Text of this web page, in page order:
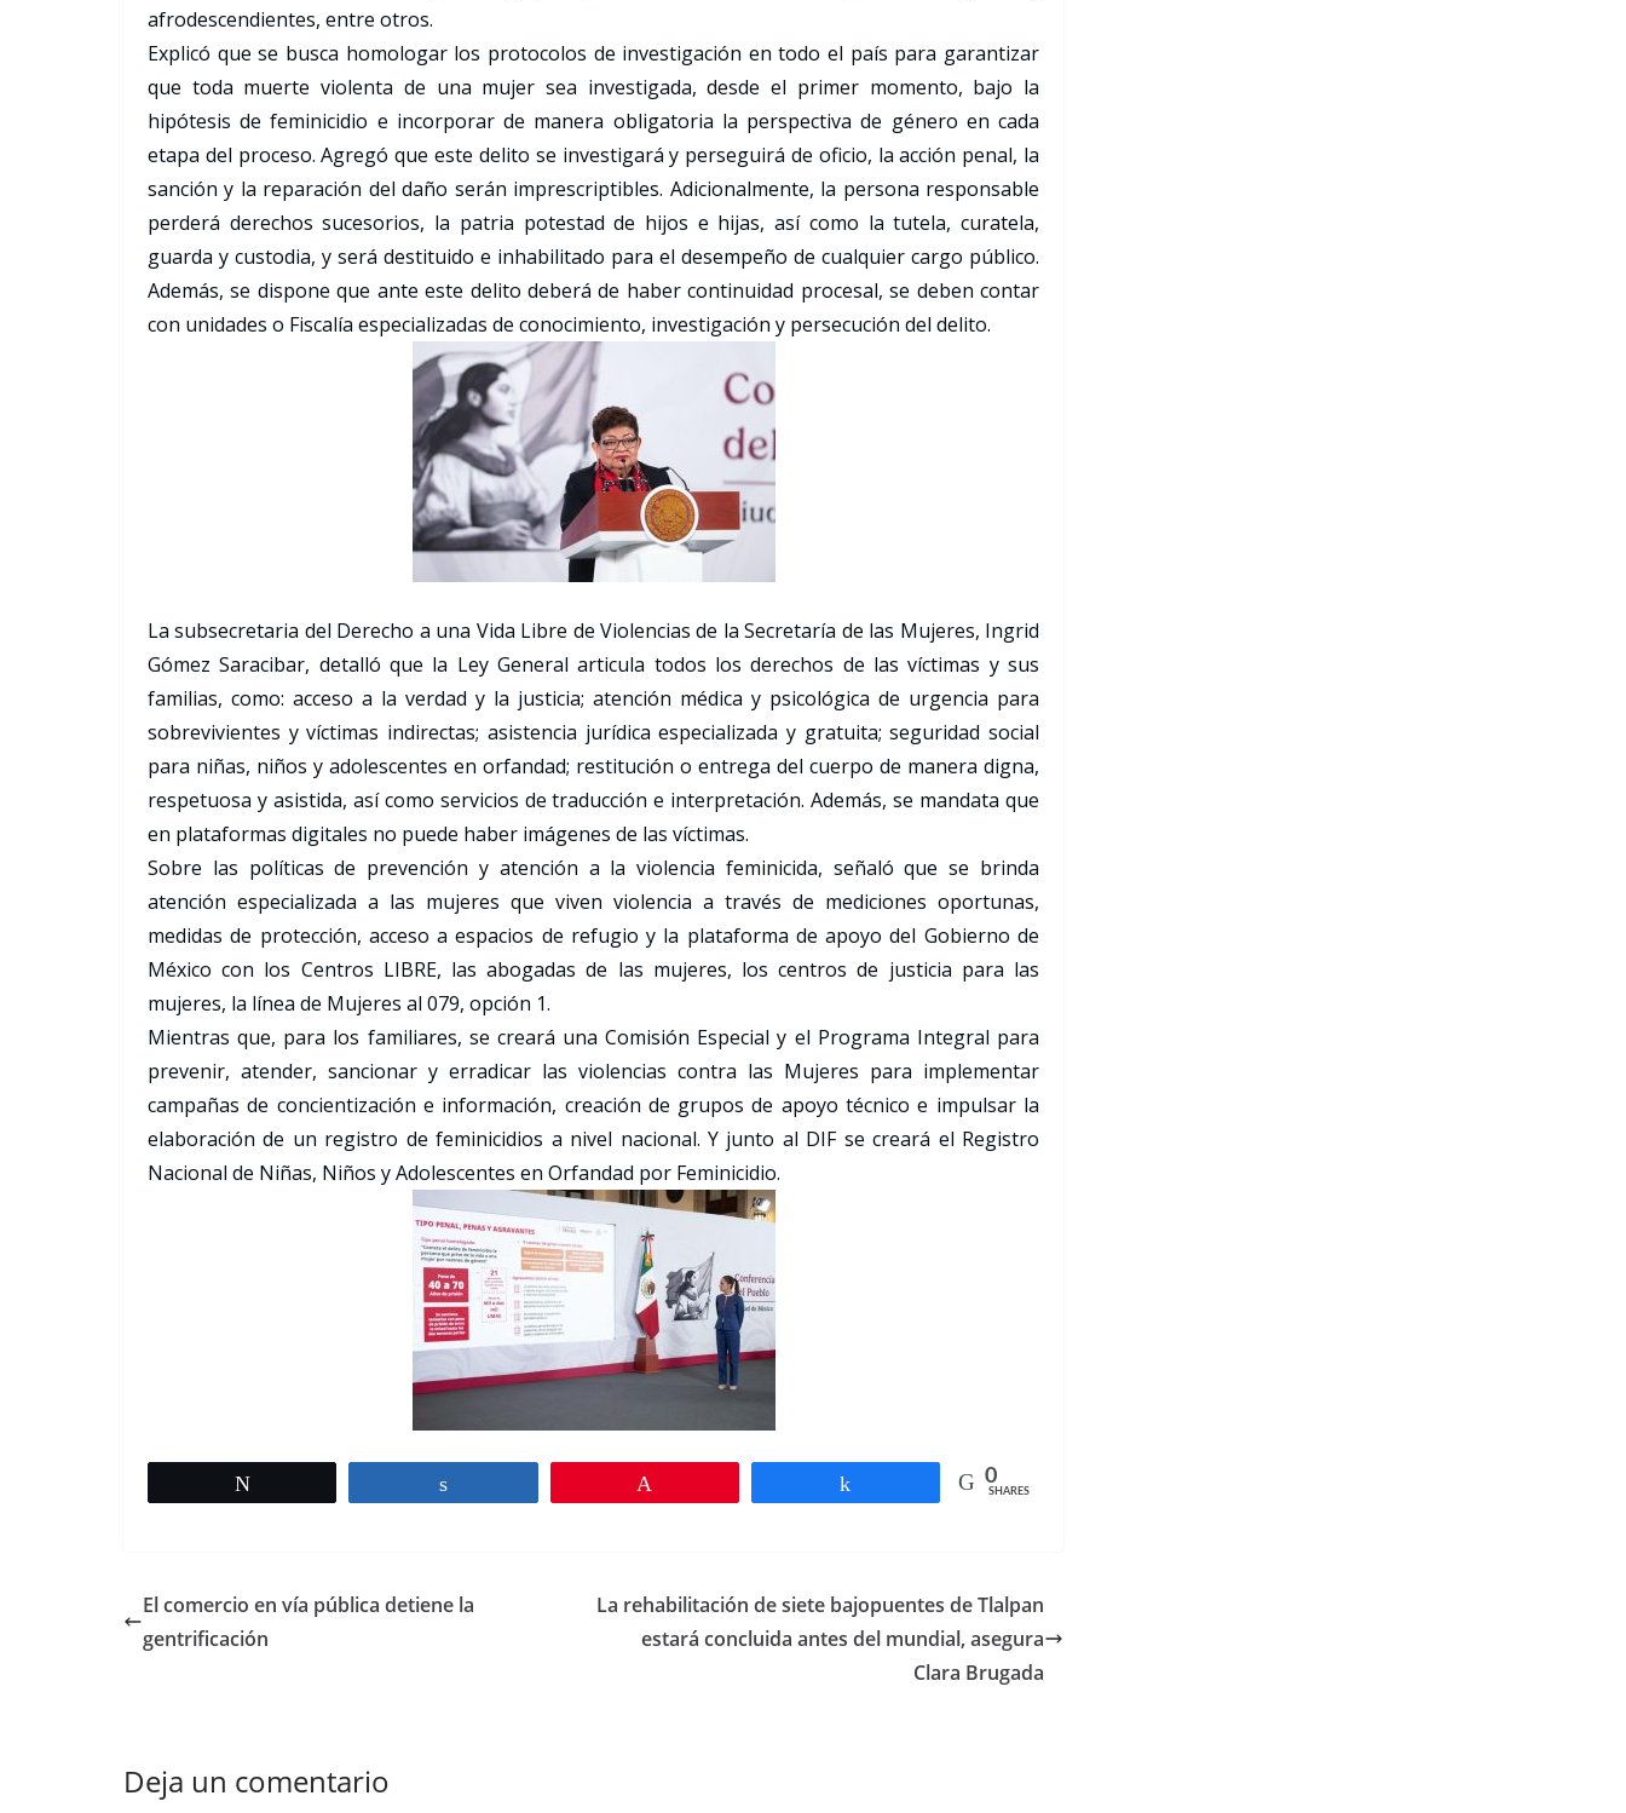
afrodescendientes, entre otros.
Explicó que se busca homologar los protocolos de investigación en todo el país para garantizar
que toda muerte violenta de una mujer sea investigada, desde el primer momento, bajo la
hipótesis de feminicidio e incorporar de manera obligatoria la perspectiva de género en cada
etapa del proceso. Agregó que este delito se investigará y perseguirá de oficio, la acción penal, la
sanción y la reparación del daño serán imprescriptibles. Adicionalmente, la persona responsable
perderá derechos sucesorios, la patria potestad de hijos e hijas, así como la tutela, curatela,
guarda y custodia, y será destituido e inhabilitado para el desempeño de cualquier cargo público.
Además, se dispone que ante este delito deberá de haber continuidad procesal, se deben contar
con unidades o Fiscalía especializadas de conocimiento, investigación y persecución del delito.
La subsecretaria del Derecho a una Vida Libre de Violencias de la Secretaría de las Mujeres, Ingrid
Gómez Saracibar, detalló que la Ley General articula todos los derechos de las víctimas y sus
familias, como: acceso a la verdad y la justicia; atención médica y psicológica de urgencia para
sobrevivientes y víctimas indirectas; asistencia jurídica especializada y gratuita; seguridad social
para niñas, niños y adolescentes en orfandad; restitución o entrega del cuerpo de manera digna,
respetuosa y asistida, así como servicios de traducción e interpretación. Además, se mandata que
en plataformas digitales no puede haber imágenes de las víctimas.
Sobre las políticas de prevención y atención a la violencia feminicida, señaló que se brinda
atención especializada a las mujeres que viven violencia a través de mediciones oportunas,
medidas de protección, acceso a espacios de refugio y la plataforma de apoyo del Gobierno de
México con los Centros LIBRE, las abogadas de las mujeres, los centros de justicia para las
mujeres, la línea de Mujeres al 079, opción 1.
Mientras que, para los familiares, se creará una Comisión Especial y el Programa Integral para
prevenir, atender, sancionar y erradicar las violencias contra las Mujeres para implementar
campañas de concientización e información, creación de grupos de apoyo técnico e impulsar la
elaboración de un registro de feminicidios a nivel nacional. Y junto al DIF se creará el Registro
Nacional de Niñas, Niños y Adolescentes en Orfandad por Feminicidio.
0
SHARES
El comercio en vía pública detiene la
gentrificación
La rehabilitación de siete bajopuentes de Tlalpan
estará concluida antes del mundial, asegura
Clara Brugada
Deja un comentario